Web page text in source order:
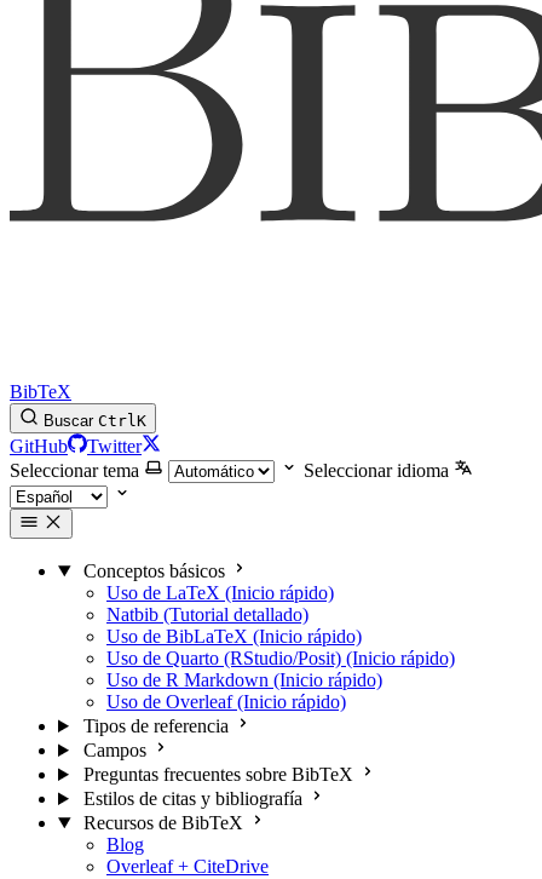
BibTeX
Buscar CtrlK
GitHub
Twitter
Seleccionar tema
Seleccionar idioma
Conceptos básicos
Uso de LaTeX (Inicio rápido)
Natbib (Tutorial detallado)
Uso de BibLaTeX (Inicio rápido)
Uso de Quarto (RStudio/Posit) (Inicio rápido)
Uso de R Markdown (Inicio rápido)
Uso de Overleaf (Inicio rápido)
Tipos de referencia
Campos
Preguntas frecuentes sobre BibTeX
Estilos de citas y bibliografía
Recursos de BibTeX
Blog
Overleaf + CiteDrive